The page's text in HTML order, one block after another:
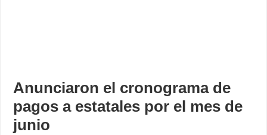
Anunciaron el cronograma de
pagos a estatales por el mes de
junio